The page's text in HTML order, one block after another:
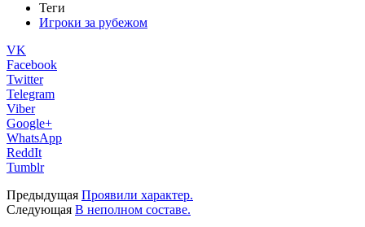
Теги
Игроки за рубежом
VK
Facebook
Twitter
Telegram
Viber
Google+
WhatsApp
ReddIt
Tumblr
Предыдущая Проявили характер.
Следующая В неполном составе.